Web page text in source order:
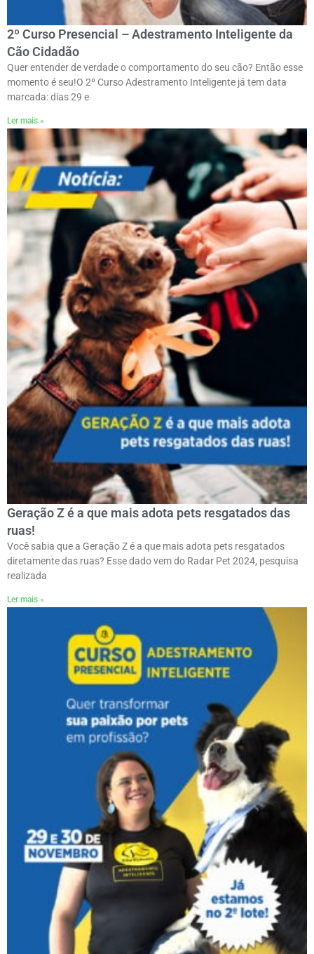
2º Curso Presencial – Adestramento Inteligente da
Cão Cidadão
Quer entender de verdade o comportamento do seu cão? Então esse
momento é seu!ㅤO 2º Curso Adestramento Inteligente já tem data
marcada: dias 29 e
Ler mais »
Geração Z é a que mais adota pets resgatados das
ruas!
Você sabia que a Geração Z é a que mais adota pets resgatados
diretamente das ruas? Esse dado vem do Radar Pet 2024, pesquisa
realizada
Ler mais »